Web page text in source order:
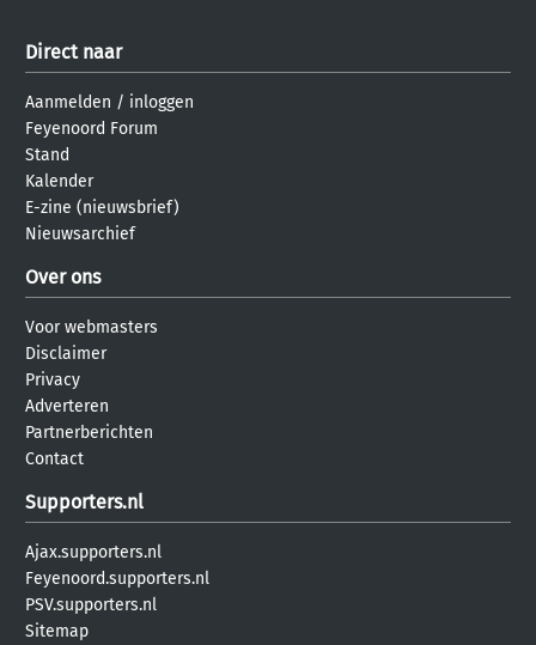
Direct naar
Aanmelden / inloggen
Feyenoord Forum
Stand
Kalender
E-zine (nieuwsbrief)
Nieuwsarchief
Over ons
Voor webmasters
Disclaimer
Privacy
Adverteren
Partnerberichten
Contact
Supporters.nl
Ajax.supporters.nl
Feyenoord.supporters.nl
PSV.supporters.nl
Sitemap